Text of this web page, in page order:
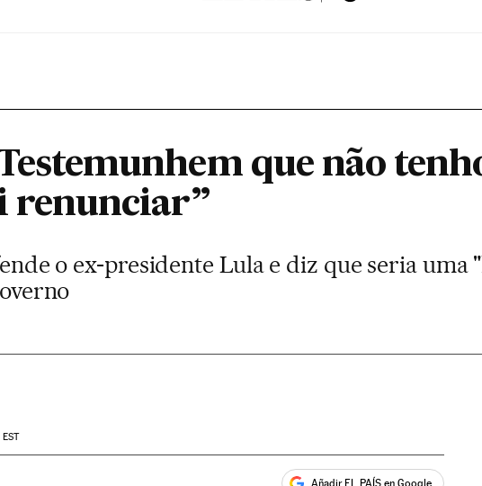
que não
renunciar”
o ex-presidente Lula e diz que seria uma
EST
Añadir EL PAÍS en Google